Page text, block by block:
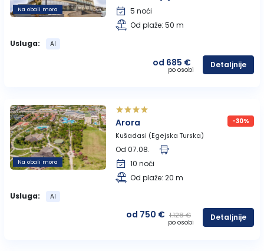
Na obali mora
5 noći
Od plaže: 50 m
Usluga:
AI
od 685 €
po osobi Detaljnije
Na obali mora
Arora -30%
Kušadasi (Egejska Turska)
Od 07.08.
10 noći
Od plaže: 20 m
Usluga:
AI
od 750 € 1.128 €
po osobi
Detaljnije